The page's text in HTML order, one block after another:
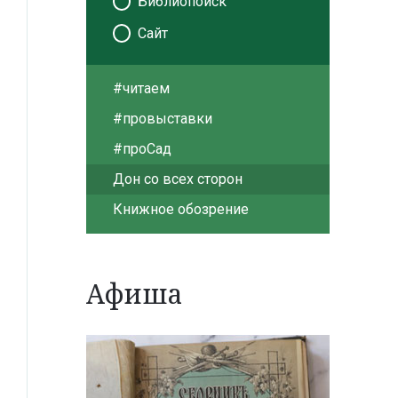
Сайт
#читаем
#провыставки
#проСад
Дон со всех сторон
Книжное обозрение
Афиша